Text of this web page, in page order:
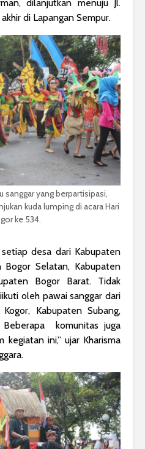
dilanjutkan menuju Jl.
di Lapangan Sempur.
sanggar yang berpartisipasi,
kuda lumping di acara Hari
ke 534.
desa dari Kabupaten
Bogor Selatan, Kabupaten
Bogor Barat. Tidak
oleh pawai sanggar dari
Kabupaten Subang,
Beberapa komunitas juga
ini,” ujar Kharisma